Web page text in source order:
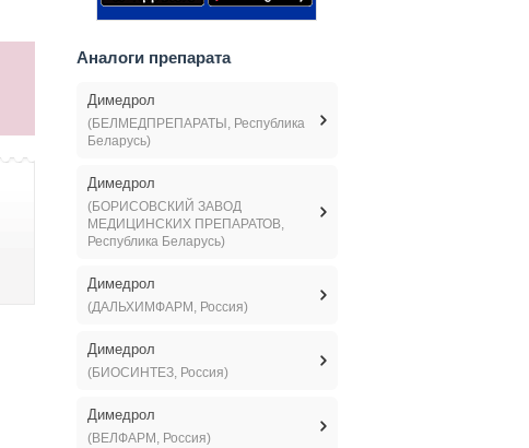
Аналоги препарата
Димедрол
(БЕЛМЕДПРЕПАРАТЫ, Республика
Беларусь)
Димедрол
(БОРИСОВСКИЙ ЗАВОД
МЕДИЦИНСКИХ ПРЕПАРАТОВ,
Республика Беларусь)
Димедрол
(ДАЛЬХИМФАРМ, Россия)
Димедрол
(БИОСИНТЕЗ, Россия)
Димедрол
(ВЕЛФАРМ, Россия)